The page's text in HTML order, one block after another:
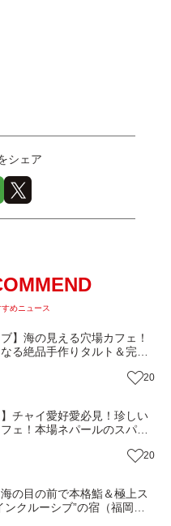
シェア
めニュース
ブ】海の見える穴場カフェ！
る絶品手作りタルト＆完全
・糸島市）【まち歩き】
20
】チャイ愛好愛必見！珍しい
ェ！本場ネパールのスパイ
）【まち歩き】
20
の目の前で本格鮨＆極上ス
ンクルーシブ”の宿（福岡・